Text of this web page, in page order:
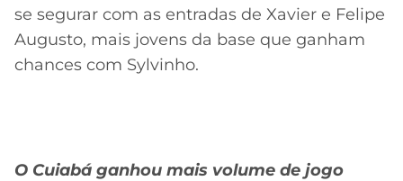
se segurar com as entradas de Xavier e Felipe
Augusto, mais jovens da base que ganham
chances com Sylvinho.
O Cuiabá ganhou mais volume de jogo